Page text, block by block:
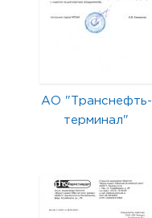
АО "Транснефть-
терминал"